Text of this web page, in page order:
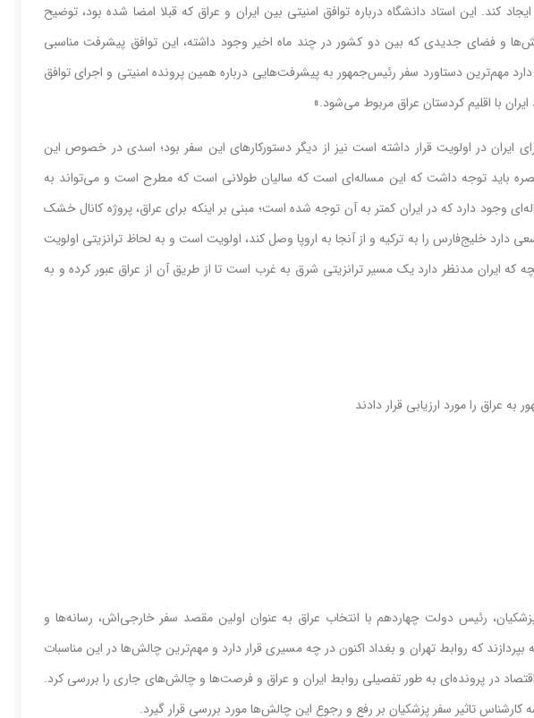
کند. این استاد دانشگاه درباره توافق امنیتی بین ایران و عراق که قبلا امضا شده بود، توضیح
و فضای جدیدی که بین دو کشور در چند ماه اخیر وجود داشته، این توافق پیشرفت مناسبی
مهم‌ترین دستاورد سفر رئیس‌‌‌جمهور به پیشرفت‌‌‌هایی درباره همین پرونده امنیتی و اجرای توافق
با اقلیم کردستان عراق مربوط می‌‌‌شود.»
راه‌‌‌آهن بصره- شلمچه که از سال ۲۰۰۳ برای ایران در اولویت قرار داشته است نیز از دیگر دستورکارهای این سفر بود؛ اسدی در خصوص این
باید توجه داشت که این مساله‌‌‌ای است که سالیان طولانی است که مطرح است و می‌‌‌تواند به
وجود دارد که در ایران کمتر به آن توجه شده است؛ مبنی بر اینکه برای عراق، پروژه کانال خشک
دارد خلیج‌‌‌فارس را به ترکیه و از آنجا به اروپا وصل کند، اولویت است و به لحاظ ترانزیتی اولویت
ایران مدنظر دارد یک مسیر ترانزیتی شرق به غرب است تا از طریق آن از عراق عبور کرده و به
عراق را مورد ارزیابی قرار دادند
رئیس دولت چهاردهم با انتخاب عراق به عنوان اولین مقصد سفر خارجی‌‌‌اش، رسانه‌‌‌ها و
بپردازند که روابط تهران و بغداد اکنون در چه مسیری قرار دارد و مهم‌ترین چالش‌‌‌ها در این مناسبات
در پرونده‌‌‌ای به طور تفصیلی روابط ایران و عراق و فرصت‌‌‌ها و چالش‌‌‌های جاری را بررسی کرد.
تاثیر سفر پزشکیان بر رفع و رجوع این چالش‌‌‌ها مورد بررسی قرار گیرد.